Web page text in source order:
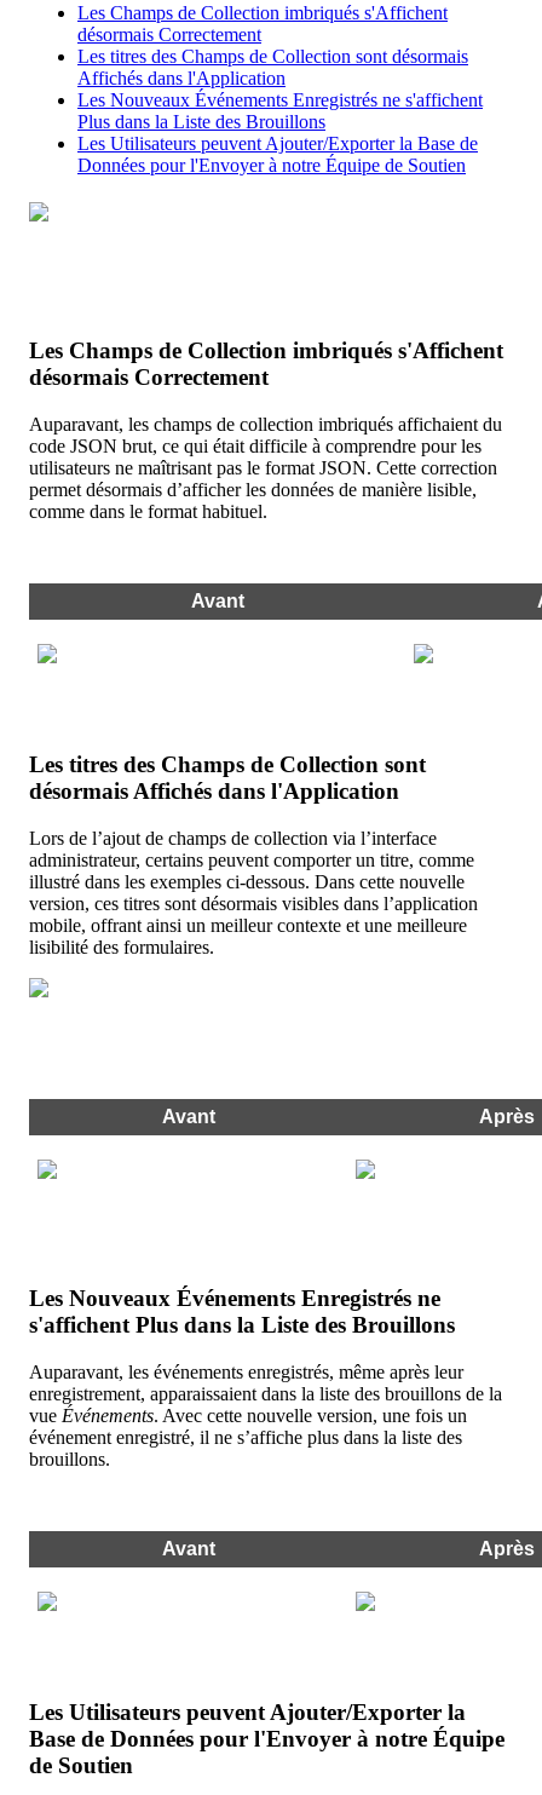
Les Champs de Collection imbriqués s'Affichent
désormais Correctement
Les titres des Champs de Collection sont désormais
Affichés dans l'Application
Les Nouveaux Événements Enregistrés ne s'affichent
Plus dans la Liste des Brouillons
Les Utilisateurs peuvent Ajouter/Exporter la Base de
Données pour l'Envoyer à notre Équipe de Soutien
Les Champs de Collection imbriqués s'Affichent
désormais Correctement
Auparavant, les champs de collection imbriqués affichaient du
code JSON brut, ce qui était difficile à comprendre pour les
utilisateurs ne maîtrisant pas le format JSON. Cette correction
permet désormais d’afficher les données de manière lisible,
comme dans le format habituel.
Avant
Les titres des Champs de Collection sont
désormaisAffichés dans l'Application
Lors de l’ajout de champs de collection via l’interface
administrateur, certains peuvent comporter un titre, comme
illustré dans les exemples ci-dessous. Dans cette nouvelle
version, ces titres sont désormais visibles dans l’application
mobile, offrant ainsi un meilleur contexte et une meilleure
lisibilité des formulaires.
Avant Après
Les Nouveaux Événements Enregistrés ne
s'affichent Plus dans la Liste des Brouillons
Auparavant, les événements enregistrés, même après leur
enregistrement, apparaissaient dans la liste des brouillons de la
vue Événements. Avec cette nouvelle version, une fois un
événement enregistré, il ne s’affiche plus dans la liste des
brouillons.
Avant Après
Les Utilisateurs peuventAjouter/Exporter la
Base de Données pour l'Envoyer à notre Équipe
de Soutien